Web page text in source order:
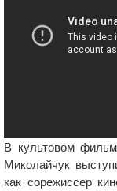
В культовом
Миколайчук
как сорежиссер